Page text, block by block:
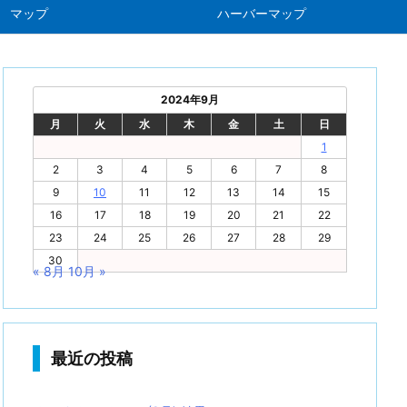
マップ ハーバーマップ
2024年9月
月
火 水 木 金 土
日
1
2
3 4 5 6 7
8
9
10 11 12 13 14
15
16
17 18 19 20 21
22
23
24 25 26 27 28
29
30
« 8月 10月 »
最近の投稿